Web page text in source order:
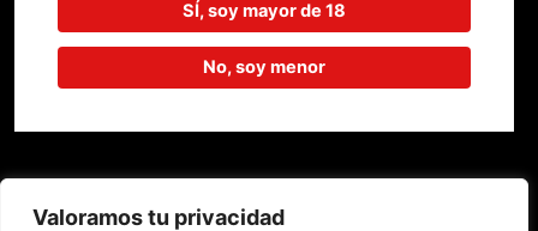
Valoramos tu privacidad
¡vuelve pronto!
SÍ, soy mayor de 18
No, soy menor